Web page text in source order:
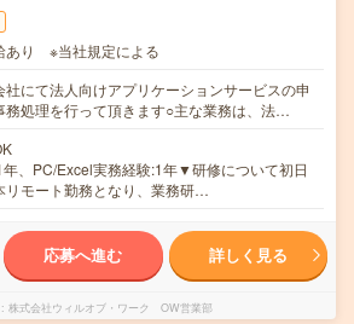
あり ※当社規定による
社にて法人向けアプリケーションサービスの申
務処理を行って頂きます○主な業務は、法…
、PC/Excel実務経験:1年▼研修について初日
リモート勤務となり、業務研…
応募へ進む 詳しく見る
株式会社ウィルオブ・ワーク OW営業部